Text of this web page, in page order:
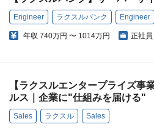
Engineer ラクスルバンク Engineer
年収 740万円 〜 1014万円 正社員
【ラクスルエンタープライズ事
ルス｜企業に"仕組みを届ける"
Sales ラクスル Sales